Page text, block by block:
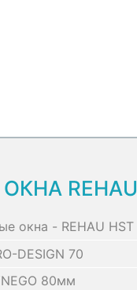
ОКНА REHAU
окна - REHAU HST
DESIGN 70
80мм